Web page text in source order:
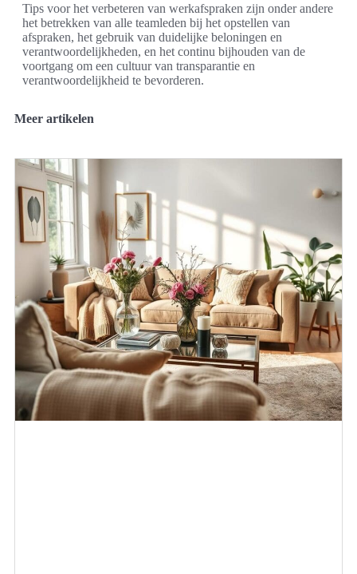
Tips voor het verbeteren van werkafspraken zijn onder andere
het betrekken van alle teamleden bij het opstellen van
afspraken, het gebruik van duidelijke beloningen en
verantwoordelijkheden, en het continu bijhouden van de
voortgang om een cultuur van transparantie en
verantwoordelijkheid te bevorderen.
Meer artikelen